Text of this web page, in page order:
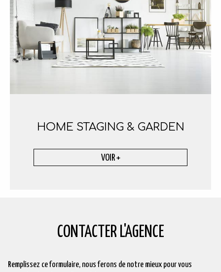
HOME STAGING & GARDEN
VOIR +
CONTACTER L'AGENCE
Remplissez ce formulaire, nous ferons de notre mieux pour vous